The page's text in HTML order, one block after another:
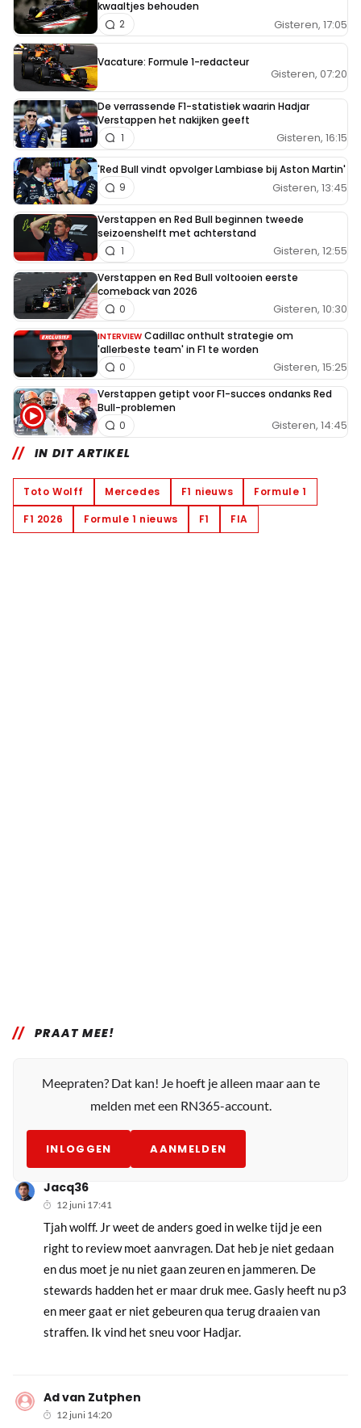
kwaaltjes behouden
Gisteren, 17:05
2
Vacature: Formule 1-redacteur
Gisteren, 07:20
De verrassende F1-statistiek waarin Hadjar
Verstappen het nakijken geeft
Gisteren, 16:15
1
'Red Bull vindt opvolger Lambiase bij Aston Martin'
Gisteren, 13:45
9
Verstappen en Red Bull beginnen tweede
seizoenshelft met achterstand
Gisteren, 12:55
1
Verstappen en Red Bull voltooien eerste
comeback van 2026
Gisteren, 10:30
0
INTERVIEW Cadillac onthult strategie om
'allerbeste team' in F1 te worden
Gisteren, 15:25
0
Verstappen getipt voor F1-succes ondanks Red
Bull-problemen
Gisteren, 14:45
0
IN DIT ARTIKEL
Toto Wolff Mercedes F1 nieuws
Formule 1
F1 2026
Formule 1 nieuws F1 FIA
PRAAT MEE!
Meepraten? Dat kan! Je hoeft je alleen maar aan te
melden met een RN365-account.
INLOGGEN AANMELDEN
Ad van Zutphen
12 juni 14:20
Jacq36
12 juni 17:41
Tjah wolff. Jr weet de anders goed in welke tijd je een
right to review moet aanvragen. Dat heb je niet gedaan
en dus moet je nu niet gaan zeuren en jammeren. De
stewards hadden het er maar druk mee. Gasly heeft nu p3
en meer gaat er niet gebeuren qua terug draaien van
straffen. Ik vind het sneu voor Hadjar.